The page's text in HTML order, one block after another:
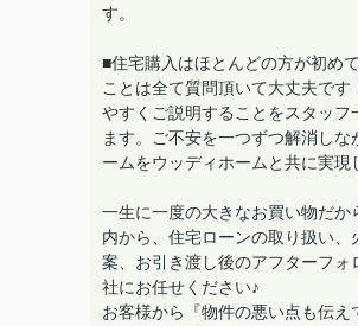
す。
■住宅購入はほとんどの方が初め
ことは全て質問頂いて大丈夫です
やすくご説明することをスタッフ
ます。ご不安を一つずつ解消しな
ームをウッディホームと共に実現
一生に一度の大きなお買い物だか
内から、住宅ローンの取り扱い、
案、お引き渡し後のアフターフォ
社にお任せください♪
お客様から『物件の悪い点も伝え